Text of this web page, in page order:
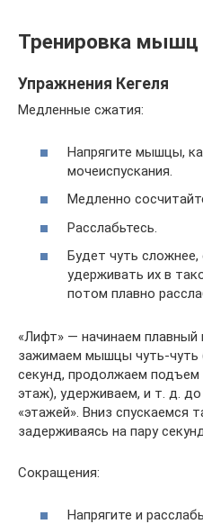
Тренировка мышц
Упражнения Кегеля
Медленные сжатия:
Напрягите мышцы,
мочеиспускания.
Медленно
Расслабьтесь.
Будет чуть
удерживать их в
потом плавно
«Лифт» — начинаем
зажимаем мышцы чуть-чуть
секунд, продолжаем
этаж), удерживаем, и т. д.
«этажей». Вниз спускаемся
задерживаясь на пару
Сокращения:
Напрягите и